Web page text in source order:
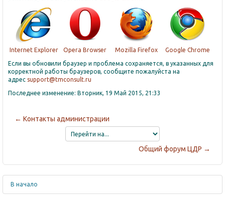
Internet Explorer Opera Browser Mozilla Firefox Google Chrome
Если вы обновили браузер и проблема сохраняется, в указанных для
корректной работы браузеров, сообщите пожалуйста на
адрес support@tmconsult.ru
Последнее изменение: Вторник, 19 Май 2015, 21:33
← Контакты администрации
Перейти
на...
Общий форум ЦДР →
В начало